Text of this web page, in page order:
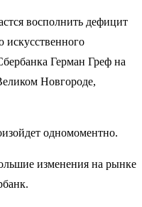
восполнить дефицит
искусственного
Герман Греф на
Новгороде,
одномоментно.
изменения на рынке